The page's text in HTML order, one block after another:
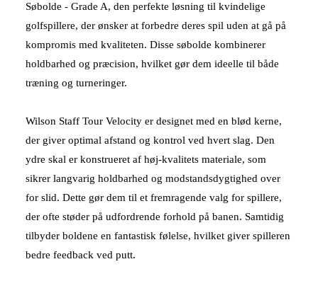
Søbolde - Grade A, den perfekte løsning til kvindelige
golfspillere, der ønsker at forbedre deres spil uden at gå på
kompromis med kvaliteten. Disse søbolde kombinerer
holdbarhed og præcision, hvilket gør dem ideelle til både
træning og turneringer.
Wilson Staff Tour Velocity er designet med en blød kerne,
der giver optimal afstand og kontrol ved hvert slag. Den
ydre skal er konstrueret af høj-kvalitets materiale, som
sikrer langvarig holdbarhed og modstandsdygtighed over
for slid. Dette gør dem til et fremragende valg for spillere,
der ofte støder på udfordrende forhold på banen. Samtidig
tilbyder boldene en fantastisk følelse, hvilket giver spilleren
bedre feedback ved putt.